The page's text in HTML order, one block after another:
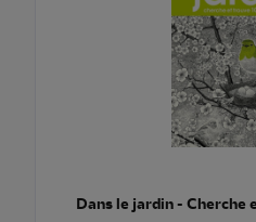
Dans le jardin - Cherche